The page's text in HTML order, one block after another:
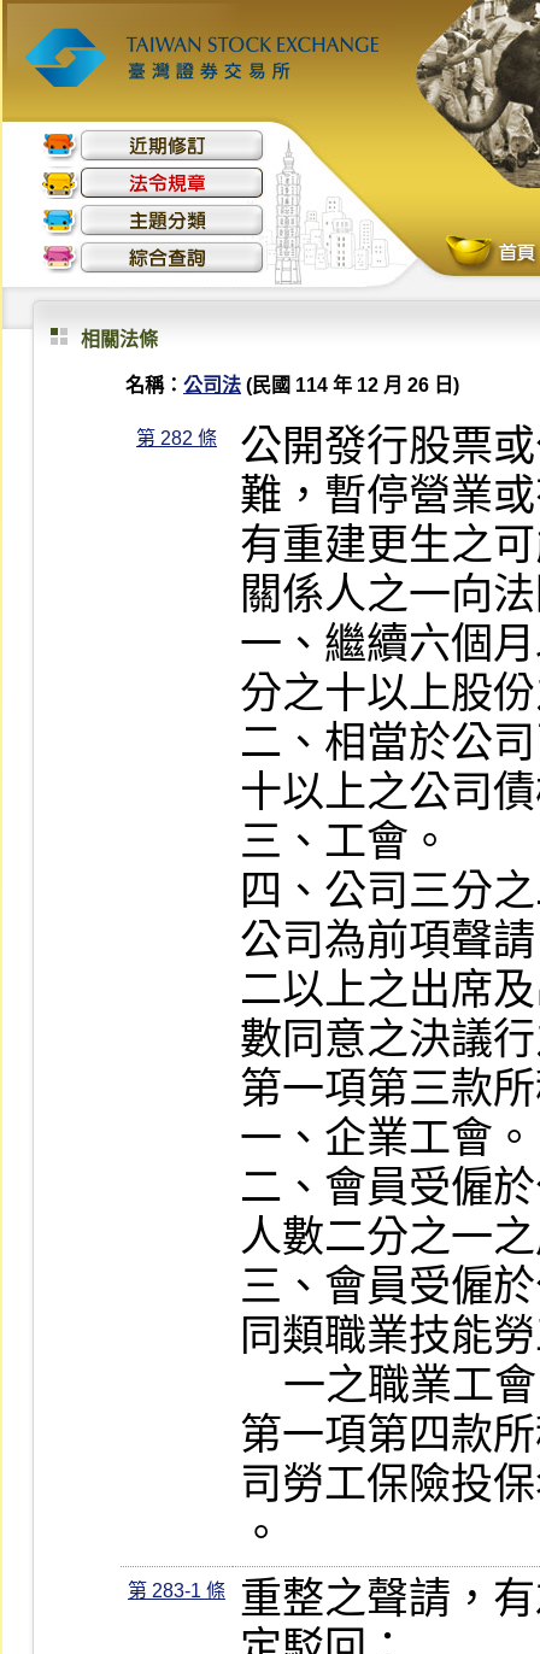
相關法條
名稱： 公司法 (民國 114 年 12 月 26 日)
第 282 條
公開發行股票
難，暫停營業
有重建更生之
關係人之一向
一、繼續六個
分之十以上股
二、相當於公
十以上之公司
三、工會。
四、公司三分
公司為前項聲
二以上之出席
數同意之決議
第一項第三款
一、企業工會。
二、會員受僱
人數二分之一
三、會員受僱
同類職業技能
第一項第四款
司勞工保險投
。
第 283-1 條
重整之聲請，